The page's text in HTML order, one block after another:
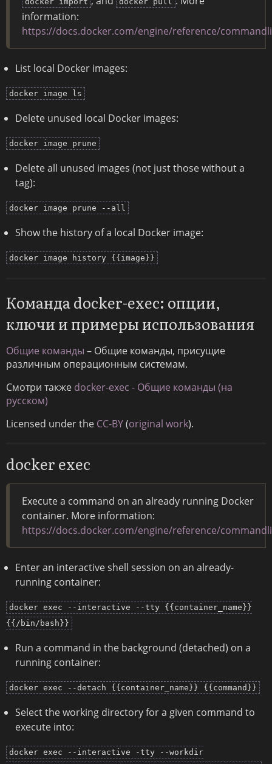
information:
https://docs.docker.com/engine/reference/
List local Docker images:
docker image ls
Delete unused local Docker images:
docker image prune
Delete all unused images (not just those without a
tag):
docker image prune --all
Show the history of a local Docker image:
docker image history {{image}}
Команда docker-exec: опции,
ключи и примеры использования
Общие команды – Общие команды, присущие
различным операционным системам.
Смотри также docker-exec - Общие команды (на
русском)
Licensed under the CC-BY(original work).
docker exec
Execute a command on an already running Docker
container. More information:
https://docs.docker.com/engine/reference/
Enter an interactive shell session on an already-
running container:
docker exec --interactive --tty {{container_name}}
{{/bin/bash}}
Run a command in the background (detached) on a
running container:
docker exec --detach {{container_name}} {{command}}
Select the working directory for a given command to
execute into:
docker exec --interactive -tty --workdir